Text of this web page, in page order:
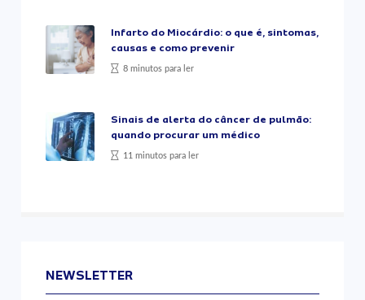
Infarto do Miocárdio: o que é, sintomas,
causas e como prevenir
8 minutos para ler
Sinais de alerta do câncer de pulmão:
quando procurar um médico
11 minutos para ler
NEWSLETTER